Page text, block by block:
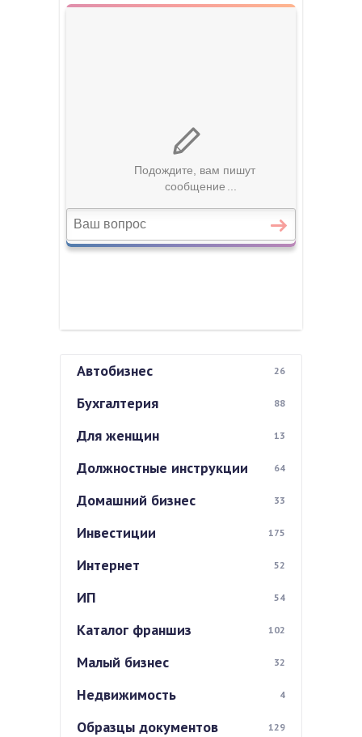
Автобизнес 26
Бухгалтерия 88
Для женщин 13
Должностные инструкции 64
Домашний бизнес 33
Инвестиции 175
Интернет 52
ИП 54
Каталог франшиз 102
Малый бизнес 32
Недвижимость 4
Образцы документов 129